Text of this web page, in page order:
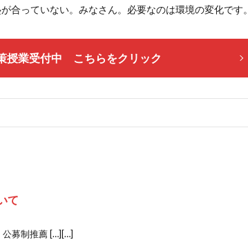
いない。みなさん。必要なのは環境の変化です。
授業受付中 こちらをクリック
て
公募制推薦 […][…]